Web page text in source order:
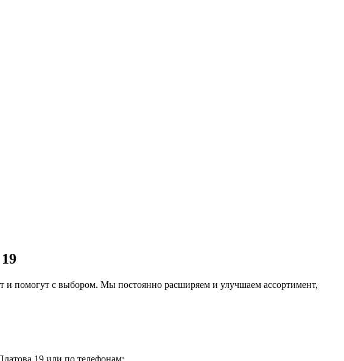
и помогут с выбором. Мы постоянно расширяем и улучшаем ассортимент,
19 или по телефонам: